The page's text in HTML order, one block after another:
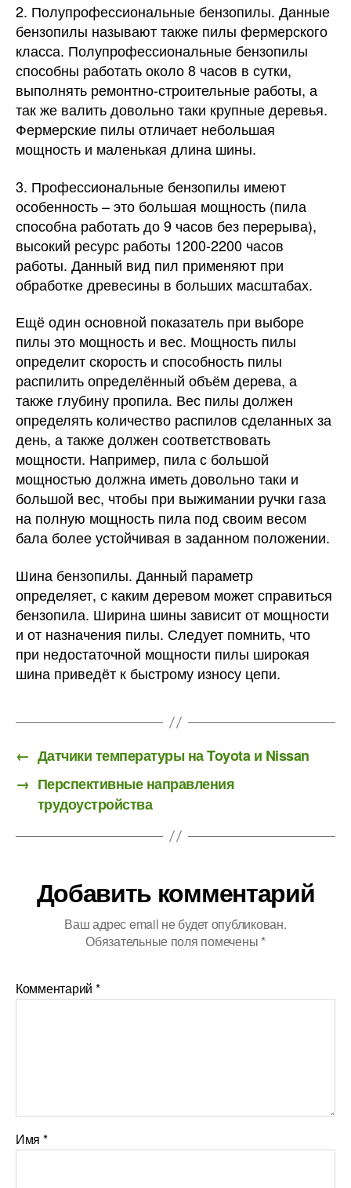
2. Полупрофессиональные бензопилы. Данные
бензопилы называют также пилы фермерского
класса. Полупрофессиональные бензопилы
способны работать около 8 часов в сутки,
выполнять ремонтно-строительные работы, а
так же валить довольно таки крупные деревья.
Фермерские пилы отличает небольшая
мощность и маленькая длина шины.
3. Профессиональные бензопилы имеют
особенность – это большая мощность (пила
способна работать до 9 часов без перерыва),
высокий ресурс работы 1200-2200 часов
работы. Данный вид пил применяют при
обработке древесины в больших масштабах.
Ещё один основной показатель при выборе
пилы это мощность и вес. Мощность пилы
определит скорость и способность пилы
распилить определённый объём дерева, а
также глубину пропила. Вес пилы должен
определять количество распилов сделанных за
день, а также должен соответствовать
мощности. Например, пила с большой
мощностью должна иметь довольно таки и
большой вес, чтобы при выжимании ручки газа
на полную мощность пила под своим весом
бала более устойчивая в заданном положении.
Шина бензопилы. Данный параметр
определяет, с каким деревом может справиться
бензопила. Ширина шины зависит от мощности
и от назначения пилы. Следует помнить, что
при недостаточной мощности пилы широкая
шина приведёт к быстрому износу цепи.
← Датчики температуры на Toyota и Nissan
→ Перспективные направления
трудоустройства
Добавить комментарий
Ваш адрес email не будет опубликован.
Обязательные поля помечены *
Комментарий *
Имя *